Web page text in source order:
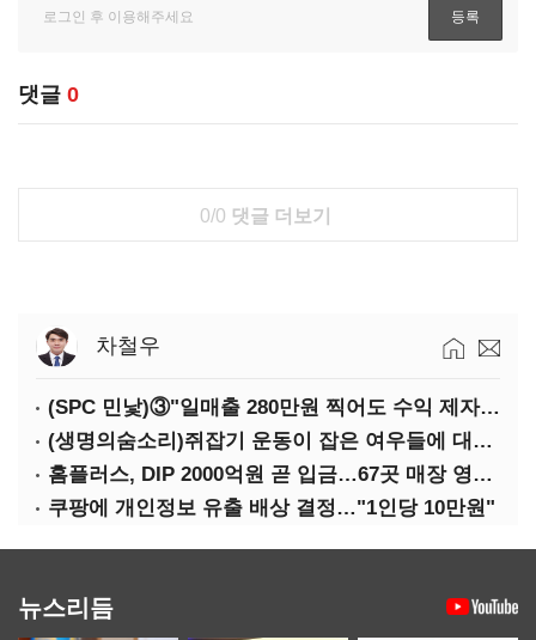
댓글 0
0/0 댓글 더보기
차철우
(SPC 민낯)③"일매출 280만원 찍어도 수익 제자리"…점주 울리는 '상시 할인'
(생명의숨소리)쥐잡기 운동이 잡은 여우들에 대하여
홈플러스, DIP 2000억원 곧 입금…67곳 매장 영업 재개 예정
쿠팡에 개인정보 유출 배상 결정…"1인당 10만원"
뉴스리듬